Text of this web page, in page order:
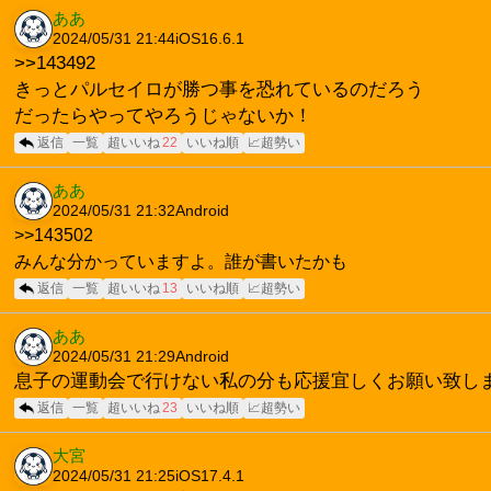
ああ
2024/05/31 21:44iOS16.6.1
>>143492
きっとパルセイロが勝つ事を恐れているのだろう
だったらやってやろうじゃないか！
返信 一覧 超いいね 22 いいね順 📈超勢い
ああ
2024/05/31 21:32Android
>>143502
みんな分かっていますよ。誰が書いたかも
返信 一覧 超いいね 13 いいね順 📈超勢い
ああ
2024/05/31 21:29Android
息子の運動会で行けない私の分も応援宜しくお願い致し
返信 一覧 超いいね 23 いいね順 📈超勢い
大宮
2024/05/31 21:25iOS17.4.1